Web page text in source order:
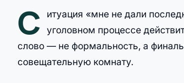
С
итуация «мне не дали
уголовном процессе
слово — не формальность, а
совещательную комнату.